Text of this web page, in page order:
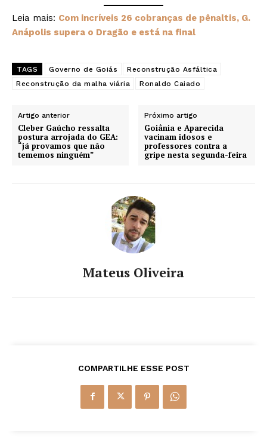
Leia mais: Com incríveis 26 cobranças de pênaltis, G.
Anápolis supera o Dragão e está na final
TAGS Governo de Goiás
Reconstrução Asfáltica
Reconstrução da malha viária
Ronaldo Caiado
Artigo anterior
Cleber Gaúcho ressalta
postura arrojada do GEA:
“já provamos que não
tememos ninguém”
Próximo artigo
Goiânia e Aparecida
vacinam idosos e
professores contra a
gripe nesta segunda-feira
Mateus Oliveira
COMPARTILHE ESSE POST